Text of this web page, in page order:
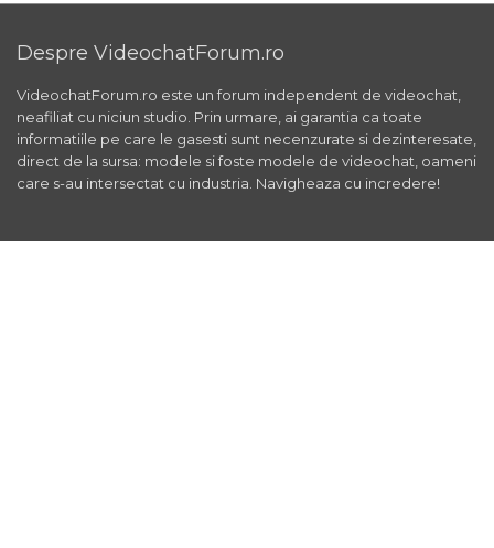
Despre VideochatForum.ro
VideochatForum.ro este un forum independent de videochat,
neafiliat cu niciun studio. Prin urmare, ai garantia ca toate
informatiile pe care le gasesti sunt necenzurate si dezinteresate,
direct de la sursa: modele si foste modele de videochat, oameni
care s-au intersectat cu industria. Navigheaza cu incredere!